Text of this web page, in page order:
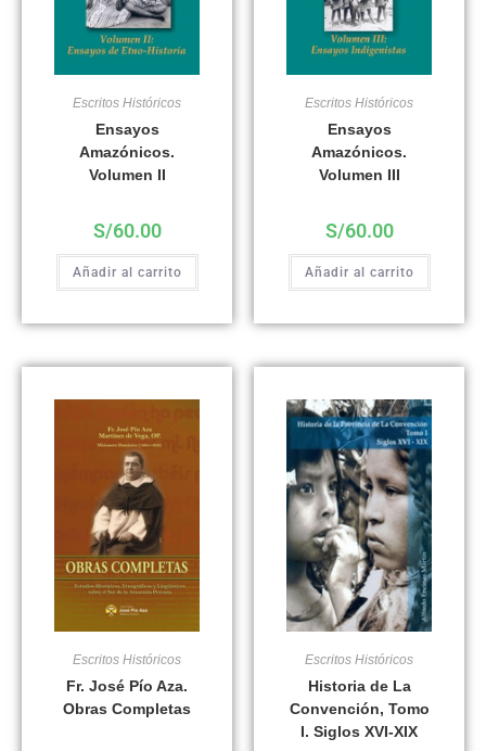
Escritos Históricos
Ensayos
Amazónicos.
Volumen II
S/60.00
Añadir al carrito
Escritos Históricos
Ensayos
Amazónicos.
Volumen III
S/60.00
Añadir al carrito
Escritos Históricos
Fr. José Pío Aza.
Obras Completas
Escritos Históricos
Historia de La
Convención, Tomo
I. Siglos XVI-XIX